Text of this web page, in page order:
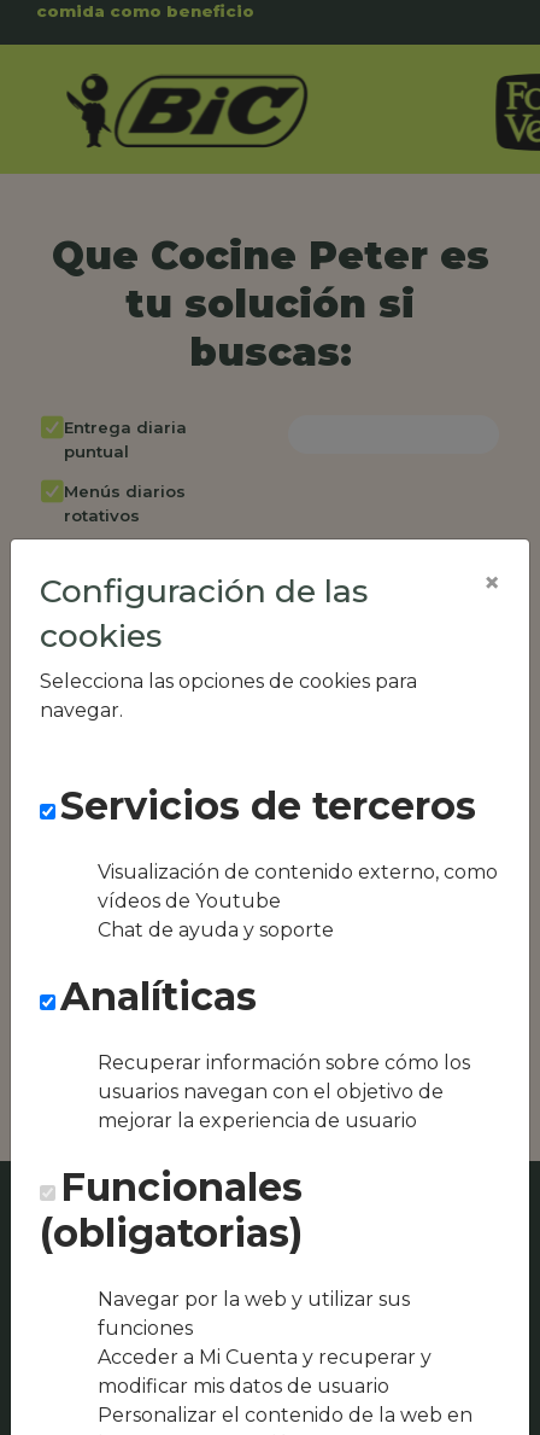
comida como beneficio
Que Cocine Peter es
tu solución si
buscas:
Entrega diaria
puntual
Menús diarios
rotativos
semanalmente
Factura única
empleados
Opción de catering
RR.HH
Conseguimos la
oferta local de tu
ser Pollería-
Churrería `El
Restaurante Algaba
Configuración de las
cookies
Selecciona las opciones de cookies para
navegar.
×
Servicios de terceros
Visualización de contenido externo, como
vídeos de Youtube
Chat de ayuda y soporte
Analíticas
Recuperar información sobre cómo los
usuarios navegan con el objetivo de
mejorar la experiencia de usuario
Funcionales
(obligatorias)
Navegar por la web y utilizar sus
funciones
Acceder a Mi Cuenta y recuperar y
modificar mis datos de usuario
Personalizar el contenido de la web en